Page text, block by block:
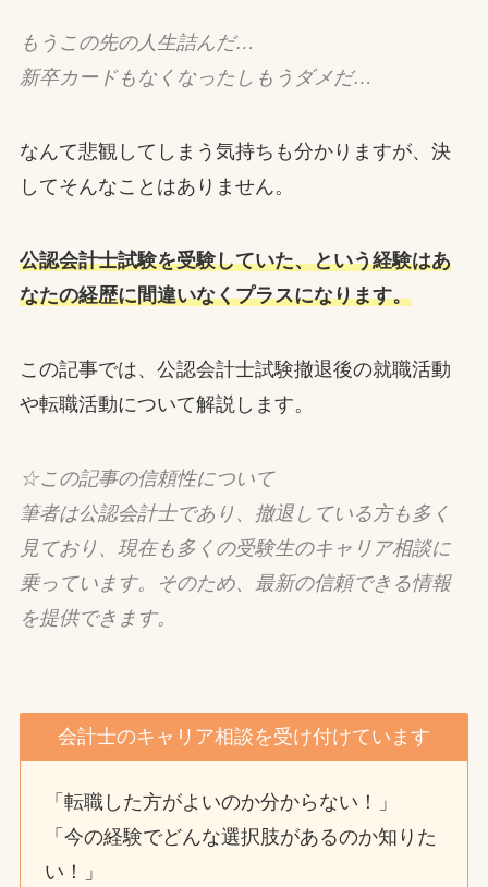
もうこの先の人生詰んだ…
新卒カードもなくなったしもうダメだ…
なんて悲観してしまう気持ちも分かりますが、決
してそんなことはありません。
公認会計士試験を受験していた、という経験はあ
なたの経歴に間違いなくプラスになります。
この記事では、公認会計士試験撤退後の就職活動
や転職活動について解説します。
☆この記事の信頼性について
筆者は公認会計士であり、撤退している方も多く
見ており、現在も多くの受験生のキャリア相談に
乗っています。そのため、最新の信頼できる情報
を提供できます。
会計士のキャリア相談を受け付けています
「転職した方がよいのか分からない！」
「今の経験でどんな選択肢があるのか知りた
い！」